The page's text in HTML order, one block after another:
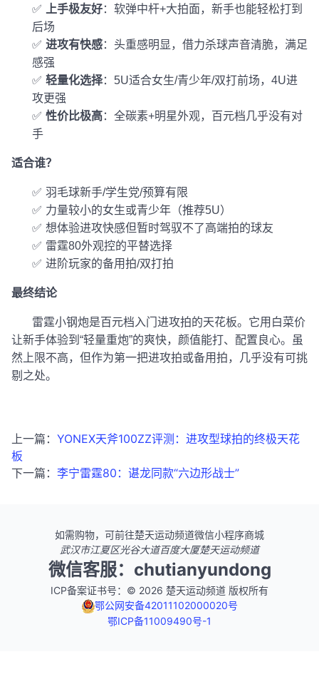
✅
上手极友好：软弹中杆+大拍面，新手也能轻松打到
后场
✅ 进攻有快感：头重感明显，借力杀球声音清脆，满足
感强
✅ 轻量化选择：5U适合女生/青少年/双打前场，4U进
攻更强
✅ 性价比极高：全碳素+明星外观，百元档几乎没有对
手
适合谁？
✅ 羽毛球新手/学生党/预算有限
✅ 力量较小的女生或青少年（推荐5U）
✅ 想体验进攻快感但暂时驾驭不了高端拍的球友
✅ 雷霆80外观控的平替选择
✅ 进阶玩家的备用拍/双打拍
最终结论
雷霆小钢炮是百元档入门进攻拍的天花板。它用白菜价
让新手体验到“轻量重炮”的爽快，颜值能打、配置良心。虽
然上限不高，但作为第一把进攻拍或备用拍，几乎没有可挑
剔之处。
上一篇： YONEX天斧100ZZ评测：进攻型球拍的终极天花
板
下一篇： 李宁雷霆80：谌龙同款“六边形战士”
如需购物，可前往楚天运动频道微信小程序商城
武汉市江夏区光谷大道百度大厦楚天运动频道
微信客服：chutianyundong
ICP备案证书号：© 2026 楚天运动频道 版权所有
鄂公网安备42011102000020号
鄂ICP备11009490号-1